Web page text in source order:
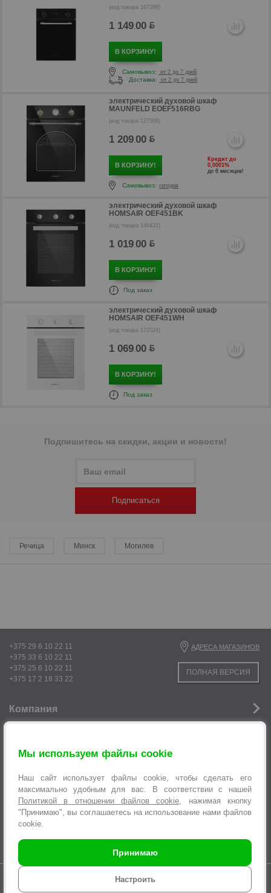
р
(код товара 167298)
1 149.00
р
В КОРЗИНУ!
Самовывоз:
от 2 до 7 дней
Доставка:
от 2 до 7 дней
электрический духовой шкаф
MAUNFELD EOEF516RBG
(код товара 127506)
1 209.00
В КОРЗИНУ!
Кредит до
0,0001%
до 6 месяцев!
Самовывоз: сегодня
электрический духовой шкаф
HOMSAIR OEF451BK
(код товара 146431)
1 019.00
В КОРЗИНУ!
Под заказ
электрический духовой шкаф
HOMSAIR OEF451WH
(код товара 172024)
1 069.00
В КОРЗИНУ!
Под заказ
Подпишитесь на скидки, акции и новости!
Подписаться
Речица Минск Могилев
Мы используем файлы cookie
Наш сайт использует файлы cookie, чтобы сделать его
максимально удобным для вас. В соответствии с нашей
Политикой в отношении файлов cookie, нажимая кнопку
"Принимаю", вы соглашаетесь на использование нами файлов
cookie.
Настроить
Принимаю
+375 29 6 10 22 11
+375 33 6 10 22 11
+375 25 6 10 22 11
+375 17 2 18 33 22
АДРЕСА МАГАЗИНОВ
ПОЛНАЯ ВЕРСИЯ
Компания
Услуги
Оформление заявок
Время работы интернет-магазина с 9.00 до 21.00 без выходных